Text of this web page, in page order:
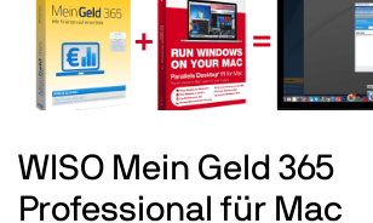
WISO Mein Geld 365
Professional für Mac